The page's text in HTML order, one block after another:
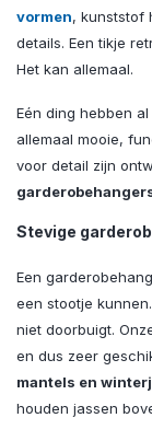
vormen, kunststof
details. Een tikje
Het kan allemaal.
Eén ding hebben
allemaal mooie,
voor detail zijn
Stevige
Een
een stootje
niet doorbuigt.
en dus zeer
mantels en
houden jassen